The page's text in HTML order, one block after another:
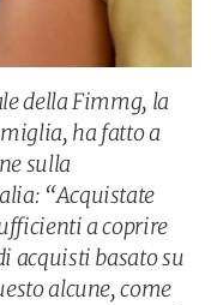
della Fimmg, la
ha fatto a
sulla
“Acquistate
a coprire
acquisti basato su
alcune, come